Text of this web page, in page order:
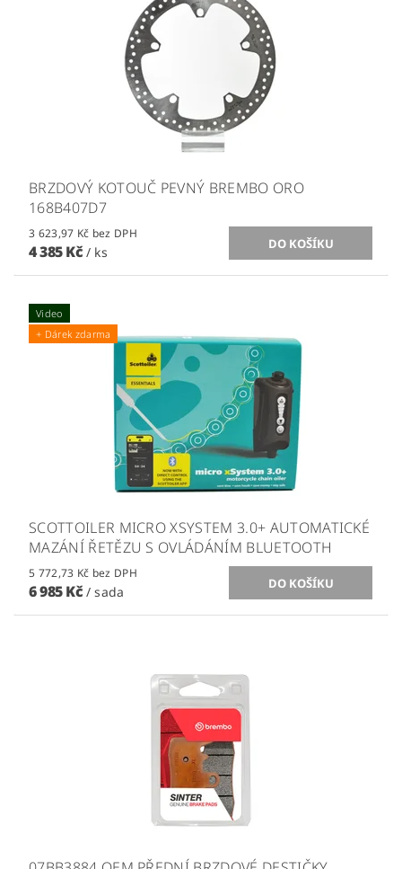
BRZDOVÝ KOTOUČ PEVNÝ BREMBO ORO
168B407D7
3 623,97 Kč bez DPH
4 385 Kč / ks
Video
+ Dárek zdarma
SCOTTOILER MICRO XSYSTEM 3.0+ AUTOMATICKÉ
MAZÁNÍ ŘETĚZU S OVLÁDÁNÍM BLUETOOTH
5 772,73 Kč bez DPH
6 985 Kč / sada